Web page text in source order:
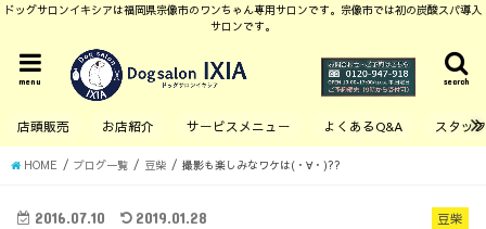
ドッグサロンイキシアは福岡県宗像市のワンちゃん専用サロンです。宗像市では初の炭酸スパ導入
サロンです。
search
menu
店頭販売 お店紹介 サービスメニュー よくあるQ&A スタッ
HOME ブログ一覧 豆柴 撮影も楽しみなワケは(・∀・)??
豆柴
2016.07.10 2019.01.28